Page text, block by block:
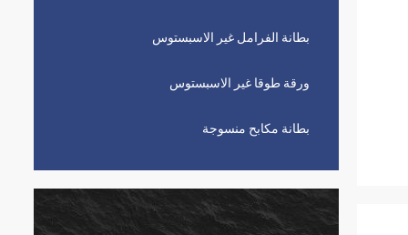
بطانة الفرامل غير الاسبستوس
ورقة طوقا غير الاسبستوس
بطانة مكابح منسوجة